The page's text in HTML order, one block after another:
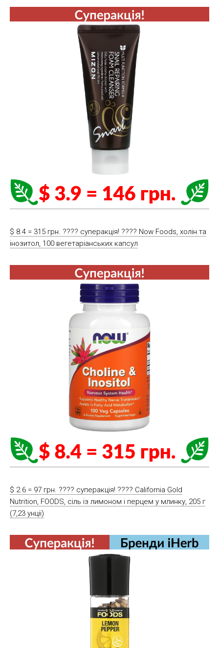
$ 8.4 = 315 грн. ???? cуперакція! ???? Now Foods, холін та
інозитол, 100 вегетаріанських капсул
$ 2.6 = 97 грн. ???? cуперакція! ???? California Gold
Nutrition, FOODS, сіль із лимоном і перцем у млинку, 205 г
(7,23 унції)